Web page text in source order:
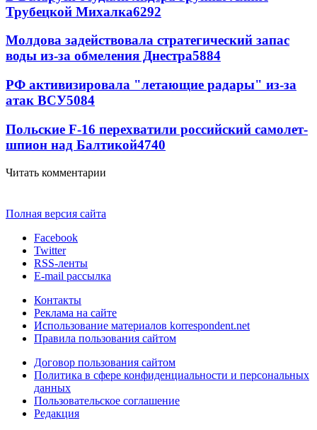
Трубецкой Михалка6292
Молдова задействовала стратегический запас
воды из-за обмеления Днестра5884
РФ активизировала "летающие радары" из-за
атак ВСУ5084
Польские F-16 перехватили российский самолет-
шпион над Балтикой4740
Читать комментарии
Полная версия сайта
Facebook
Twitter
RSS-ленты
E-mail рассылка
Контакты
Реклама на сайте
Использование материалов korrespondent.net
Правила пользования сайтом
Договор пользования сайтом
Политика в сфере конфиденциальности и персональных
данных
Пользовательское соглашение
Редакция